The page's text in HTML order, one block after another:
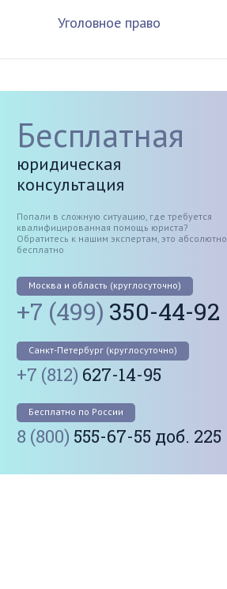
Уголовное право
Бесплатная
юридическая
консультация
Попали в сложную ситуацию, где требуется
квалифицированная помощь юриста?
Обратитесь к нашим экспертам, это абсолютно
бесплатно
Москва и область (круглосуточно)
+7 (499) 350-44-92
Санкт-Петербург (круглосуточно)
+7 (812) 627-14-95
Бесплатно по России
8 (800) 555-67-55 доб. 225